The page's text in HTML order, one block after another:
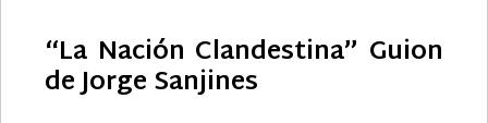
“La Nación Clandestina” Guion
de Jorge Sanjines